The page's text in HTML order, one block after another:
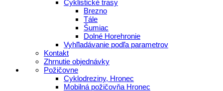
Cyklistické trasy
Brezno
Tále
Šumiac
Dolné Horehronie
Vyhľladávanie podľa parametrov
Kontakt
Zhrnutie objednávky
Požičovne
Cyklodreziny, Hronec
Mobilná požičovňa Hronec